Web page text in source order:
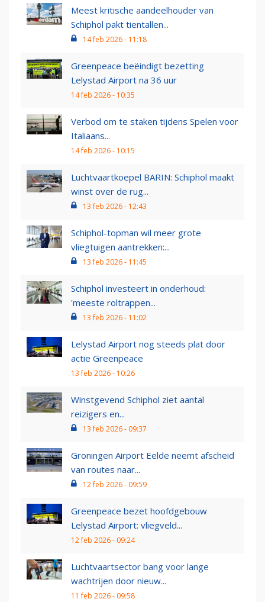
Meest kritische aandeelhouder van
Schiphol pakt tientallen...
14 feb 2026 - 11:18
Greenpeace beëindigt bezetting
Lelystad Airport na 36 uur
14 feb 2026 - 10:35
Verbod om te staken tijdens Spelen voor
Italiaans...
14 feb 2026 - 10:15
Luchtvaartkoepel BARIN: Schiphol maakt
winst over de rug...
13 feb 2026 - 12:43
Schiphol-topman wil meer grote
vliegtuigen aantrekken:...
13 feb 2026 - 11:45
Schiphol investeert in onderhoud:
'meeste roltrappen...
13 feb 2026 - 11:02
Lelystad Airport nog steeds plat door
actie Greenpeace
13 feb 2026 - 10:26
Winstgevend Schiphol ziet aantal
reizigers en...
13 feb 2026 - 09:37
Groningen Airport Eelde neemt afscheid
van routes naar...
12 feb 2026 - 09:59
Greenpeace bezet hoofdgebouw
Lelystad Airport: vliegveld...
12 feb 2026 - 09:24
Luchtvaartsector bang voor lange
wachtrijen door nieuw...
11 feb 2026 - 09:58